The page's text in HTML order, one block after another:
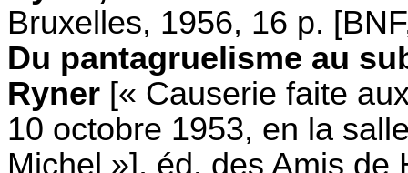
Bruxelles, 1956, 16 p.
Du pantagruelisme au
Ryner [« Causerie faite
10 octobre 1953, en la
Michel »], éd. des Amis de